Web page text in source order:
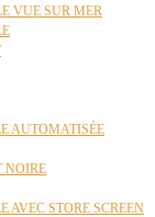
VUE SUR MER
AUTOMATISÉE
NOIRE
AVEC STORE SCREEN